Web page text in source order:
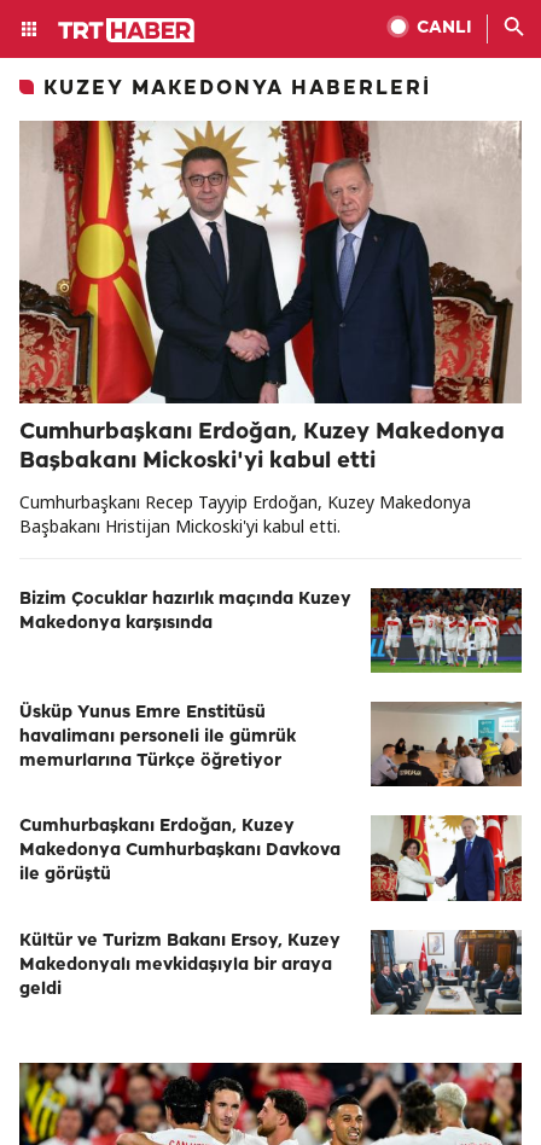
CANLI
KUZEY MAKEDONYA HABERLERI
Cumhurbaşkanı Erdoğan, Kuzey Makedonya
Başbakanı Mickoski'yi kabul etti
Cumhurbaşkanı Recep Tayyip Erdoğan, Kuzey Makedonya
Başbakanı Hristijan Mickoski'yi kabul etti.
Bizim Çocuklar hazırlık maçında Kuzey
Makedonya karşısında
Üsküp Yunus Emre Enstitüsü
havalimanı personeli ile gümrük
memurlarına Türkçe öğretiyor
Cumhurbaşkanı Erdoğan, Kuzey
Makedonya Cumhurbaşkanı Davkova
ile görüştü
Kültür ve Turizm Bakanı Ersoy, Kuzey
Makedonyalı mevkidaşıyla bir araya
geldi